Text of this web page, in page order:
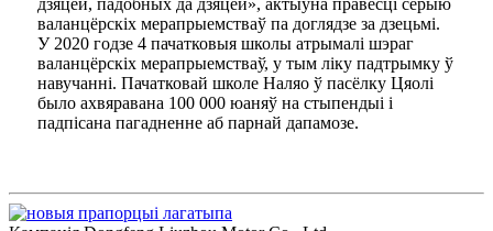
дзяцей, падобных да дзяцей», актыўна правесці серыю
валанцёрскіх мерапрыемстваў па доглядзе за дзецьмі.
У 2020 годзе 4 пачатковыя школы атрымалі шэраг
валанцёрскіх мерапрыемстваў, у тым ліку падтрымку ў
навучанні. Пачатковай школе Наляо ў пасёлку Цяолі
было ахвяравана 100 000 юаняў на стыпендыі і
падпісана пагадненне аб парнай дапамозе.